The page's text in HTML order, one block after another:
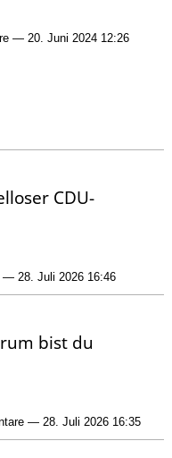
— 20. Juni 2024 12:26
CDU-
— 28. Juli 2026 16:46
bist du
— 28. Juli 2026 16:35